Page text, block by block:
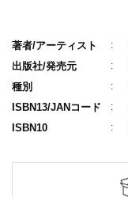
著者/アーティスト
出版社/発売元
種別
ISBN13/JANコード
ISBN10